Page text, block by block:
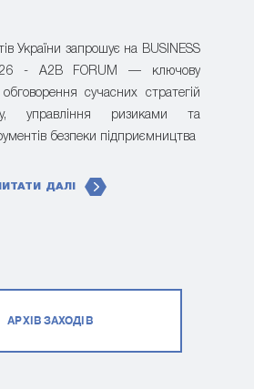
України запрошує на BUSINESS
- A2B FORUM — ключову
сучасних стратегій
управління ризиками та
безпеки підприємництва
ДАЛІ
АРХІВ ЗАХОДІВ